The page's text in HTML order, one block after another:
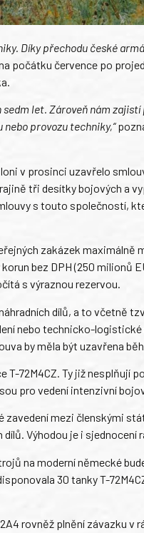
Díky přechodu české
počátku července po
let. Zároveň nám
provozu techniky,“
v prosinci uzavřelo
tři desítky bojových a
s touto společností,
zakázek maximálně
bez DPH (250 milionů
s výraznou rezervou.
dílů, a to včetně
nebo technicko-
by měla být uzavřena
72M4CZ. Ty již nesplňují
pro vedení intenzivní
mezi členskými
Výhodou je i sjednocení
na moderní německé
30 tanky T-
rovněž plnění závazku v